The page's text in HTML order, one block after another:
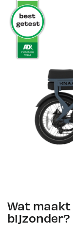
Wat maakt
bijzonder?